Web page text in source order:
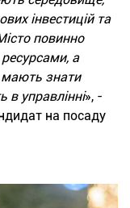
інвестицій та
повинно
а
мають знати
в управлінні», -
на посаду